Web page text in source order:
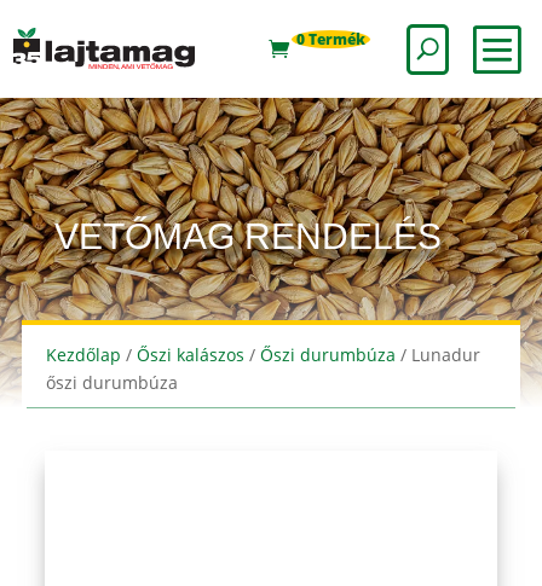
0 Termék
VETŐMAG RENDELÉS
Kezdőlap / Őszi kalászos / Őszi durumbúza / Lunadur
őszi durumbúza